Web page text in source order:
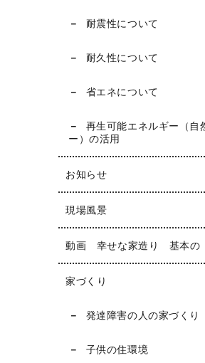
耐震性について
耐久性について
省エネについて
再生可能エネルギー（自
ー）の活用
お知らせ
現場風景
動画 幸せな家造り 基本の
家づくり
発達障害の人の家づくり
子供の住環境